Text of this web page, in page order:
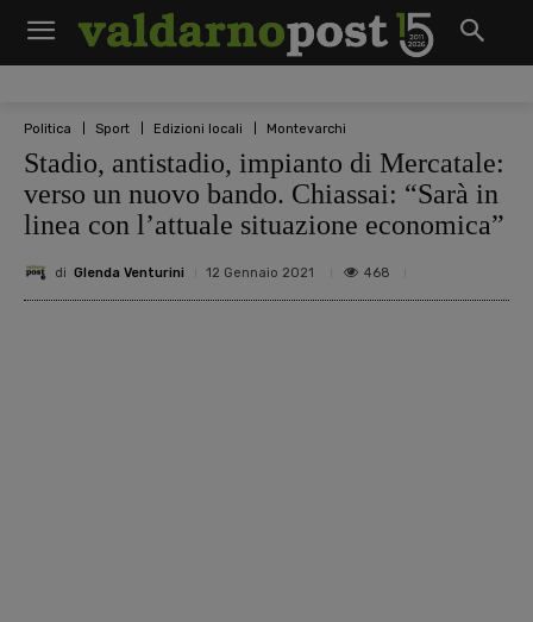
Politica Sport Edizioni locali Montevarchi
Stadio, antistadio, impianto di Mercatale:
verso un nuovo bando. Chiassai: “Sarà in
linea con l’attuale situazione economica”
di Glenda Venturini 12 Gennaio 2021 468